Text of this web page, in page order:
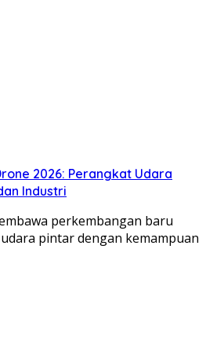
2026: Perangkat Udara
Industri
perkembangan baru
pintar dengan kemampuan